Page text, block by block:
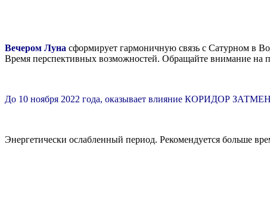
Вечером Луна сформирует гармоничную связь с Сатурном в
Время перспективных возможностей. Обращайте внимание на
До 10 ноября 2022 года, оказывает влияние КОРИДОР
Энергетически ослабленный период. Рекомендуется больше